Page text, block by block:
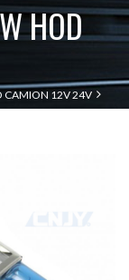
HOD
CAMION 12V 24V